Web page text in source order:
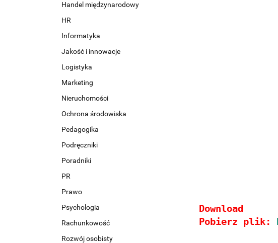
Handel międzynarodowy
HR
Informatyka
Jakość i innowacje
Logistyka
Marketing
Nieruchomości
Ochrona środowiska
Pedagogika
Podręczniki
Poradniki
PR
Prawo
Psychologia
Rachunkowość
Rozwój osobisty
Download
Pobierz plik: